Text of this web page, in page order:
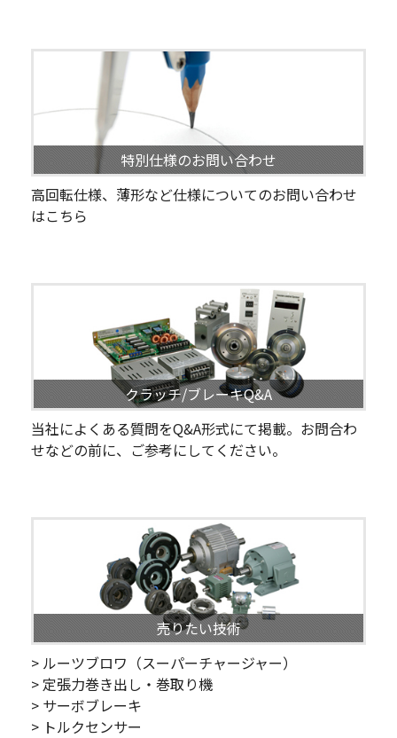
特別仕様のお問い合わせ
高回転仕様、薄形など仕様についてのお問い合わせ
はこちら
クラッチ/ブレーキQ&A
当社によくある質問をQ&A形式にて掲載。お問合わ
せなどの前に、ご参考にしてください。
売りたい技術
> ルーツブロワ（スーパーチャージャー）
> 定張力巻き出し・巻取り機
> サーボブレーキ
> トルクセンサー